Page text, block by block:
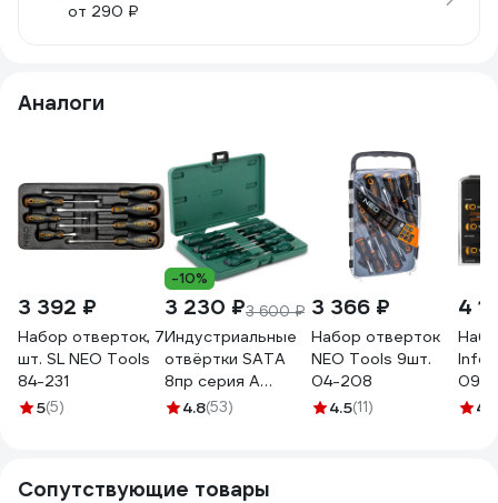
от 290 ₽
Аналоги
3 392 ₽
Набор отверток, 7
шт. SL NEO Tools
84-231
5(5)
-10%
3 230 ₽3 600 ₽
Индустриальные
отвёртки SATA
8пр серия А
крестовые и
потоковой
4.8(53)
3 366 ₽
Набор отверток
NEO Tools 9шт.
04-208
4.5(11)
4
09-
4.8
Сопутствующие товары